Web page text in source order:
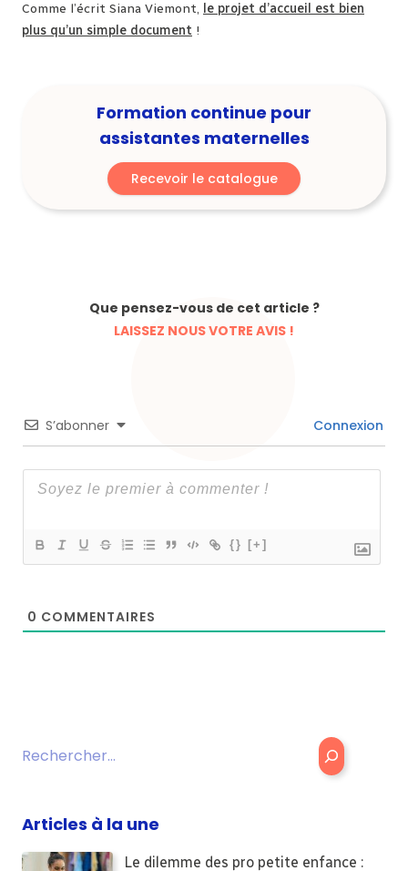
Comme l’écrit Siana Viemont, le projet d’accueil est bien
plus qu’un simple document !
Formation continue pour
assistantes maternelles
Recevoir le catalogue
Que pensez-vous de cet article ?
LAISSEZ NOUS VOTRE AVIS !
S’abonner Connexion
{} [+]
0 COMMENTAIRES
Rechercher
Articles à la une
Le dilemme des pro petite enfance :